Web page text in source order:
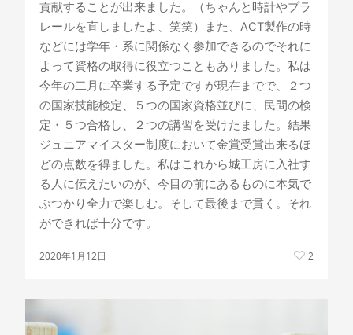
貢献することが出来ました。（ちゃんと時計やプラ
レールを直しましたよ、笑笑）また、ACT製作の時
などには学年・系に関係なく参加できるのでそれに
よって資格の取得に役立つこともありました。私は
今年の二月に卒業する予定ですが現在までで、２つ
の国家技能検定、５つの国家資格並びに、民間の検
定・５つ合格し、２つの講習を受けたました。結果
ジュニアマイスター制度において金賞受賞出来るほ
どの点数を得ました。私はこれから城工房に入社す
る人に伝えたいのが、今目の前にあるものに本気で
ぶつかり全力で楽しむ。そして最後まで貫く。それ
ができれば十分です。
2020年1月12日 2